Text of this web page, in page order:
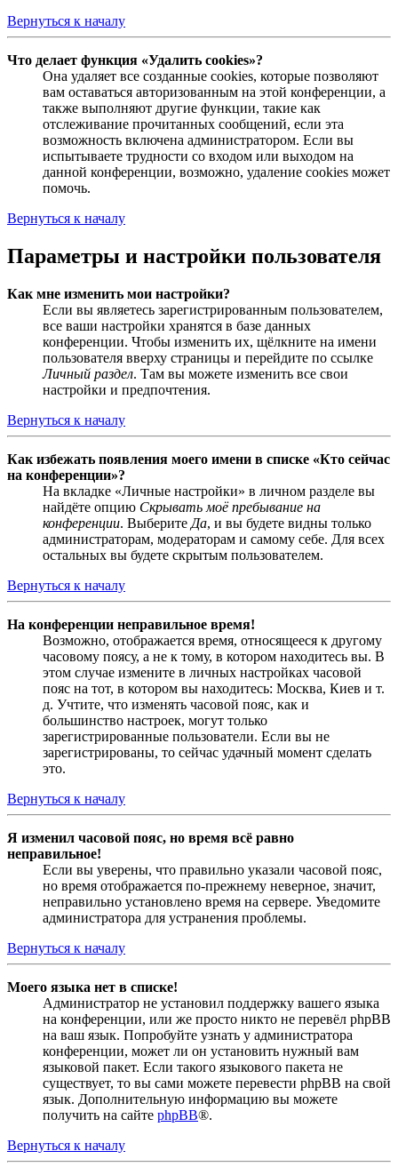
Вернуться к началу
Что делает функция «Удалить cookies»?
Она удаляет все созданные cookies, которые позволяют
вам оставаться авторизованным на этой конференции, а
также выполняют другие функции, такие как
отслеживание прочитанных сообщений, если эта
возможность включена администратором. Если вы
испытываете трудности со входом или выходом на
данной конференции, возможно, удаление cookies может
помочь.
Вернуться к началу
Параметры и настройки пользователя
Как мне изменить мои настройки?
Если вы являетесь зарегистрированным пользователем,
все ваши настройки хранятся в базе данных
конференции. Чтобы изменить их, щёлкните на имени
пользователя вверху страницы и перейдите по ссылке
Личный раздел. Там вы можете изменить все свои
настройки и предпочтения.
Вернуться к началу
Как избежать появления моего имени в списке «Кто сейчас
на конференции»?
На вкладке «Личные настройки» в личном разделе вы
найдёте опцию Скрывать моё пребывание на
конференции. Выберите Да, и вы будете видны только
администраторам, модераторам и самому себе. Для всех
остальных вы будете скрытым пользователем.
Вернуться к началу
На конференции неправильное время!
Возможно, отображается время, относящееся к другому
часовому поясу, а не к тому, в котором находитесь вы. В
этом случае измените в личных настройках часовой
пояс на тот, в котором вы находитесь: Москва, Киев и т.
д. Учтите, что изменять часовой пояс, как и
большинство настроек, могут только
зарегистрированные пользователи. Если вы не
зарегистрированы, то сейчас удачный момент сделать
это.
Вернуться к началу
Я изменил часовой пояс, но время всё равно
неправильное!
Если вы уверены, что правильно указали часовой пояс,
но время отображается по-прежнему неверное, значит,
неправильно установлено время на сервере. Уведомите
администратора для устранения проблемы.
Вернуться к началу
Моего языка нет в списке!
Администратор не установил поддержку вашего языка
на конференции, или же просто никто не перевёл phpBB
на ваш язык. Попробуйте узнать у администратора
конференции, может ли он установить нужный вам
языковой пакет. Если такого языкового пакета не
существует, то вы сами можете перевести phpBB на свой
язык. Дополнительную информацию вы можете
получить на сайте phpBB®.
Вернуться к началу